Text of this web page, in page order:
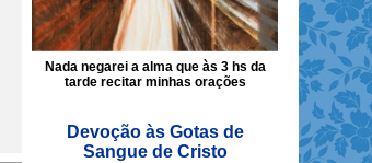
Nada negarei a alma que às 3 hs da
tarde recitar minhas orações
Devoção às Gotas de
Sangue de Cristo